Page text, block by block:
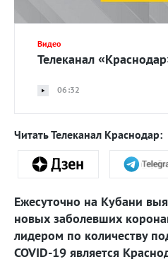
Видео
Телеканал
06:32
Читать Телеканал Краснодар:
Ежесуточно на Кубани
новых заболевших
лидером по количеству
COVID-19 является